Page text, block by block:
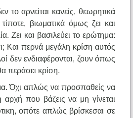
το αρνείται κανείς, θεωρητικά
βιωματικά όμως ζει και
Ζει και βασιλεύει το ερώτημα:
Και περνά μεγάλη κρίση αυτός
δεν ενδιαφέρονται, ζουν όπως
περάσει κρίση.
Όχι απλώς να προσπαθείς να
αρχή που βάζεις να μη γίνεται
οπότε απλώς βρίσκεσαι σε